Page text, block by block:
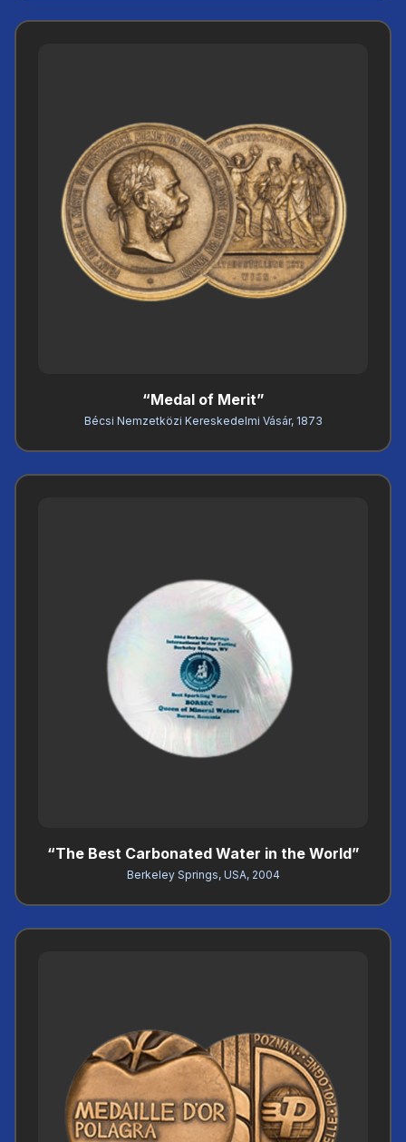
“Medal of Merit”
Bécsi Nemzetközi Kereskedelmi Vásár, 1873
“The Best Carbonated Water in the World”
Berkeley Springs, USA, 2004